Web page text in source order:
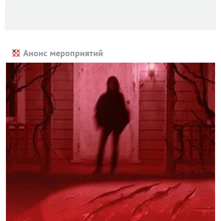
Анонс мероприятий